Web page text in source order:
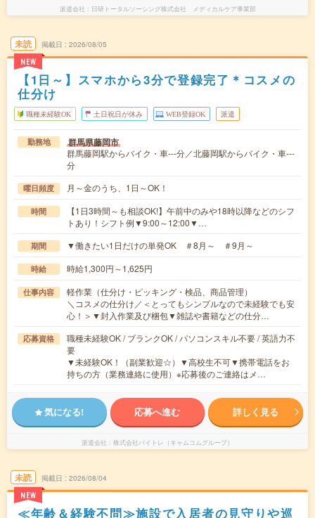
派遣会社 日研トータルソーシング株式会社 メディカルケア事業部
未読
NEW
掲載日 2026/08/05
【1日～】スマホから3分で登録完了＊コスメの
仕分け
職種未経験OK 土日祝日が休み WEB登録OK 派遣
勤務地 群馬県藤岡市
群馬藤岡駅からバイク・車---分／北藤岡駅からバイク・車---
分
曜日頻度 月～金のうち、1日～OK！
時間
【1日3時間～も相談OK!】午前中のみや18時以降などのシフ
トあり！シフト例▼9:00～12:00▼…
期間 ▼働きたい1日だけの単発OK ＃8月～ ＃9月～
時給 時給1,300円～1,625円
仕事内容
軽作業（仕分け・ピッキング・検品、商品管理）
＼コスメの仕分け／＜とってもシンプルなので未経験でも安
心！＞▼封入作業及び梱包▼雑誌や書籍などの仕分…
応募資格
職種未経験OK / ブランクOK / パソコンスキル不要 / 英語力不
要
▼未経験OK！（副業歓迎☆）▼高校生不可▼携帯電話をお
持ちの方（業務連絡に使用）※応募後のご連絡はメ…
気になる! 応募へ進む 詳しく見る
派遣会社 株式会社バイトレ（キャムコムグループ）
未読
NEW
掲載日 2026/08/04
≪年齢＆経験不問≫施設で入居者の見守りや巡